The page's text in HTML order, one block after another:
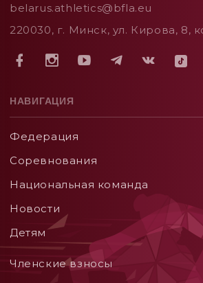
belarus.athletics@bfla.eu
220030, г. Минск, ул. Кирова, 8,
НАВИГАЦИЯ
Федерация
Соревнования
Национальная команда
Новости
Детям
Членские взносы